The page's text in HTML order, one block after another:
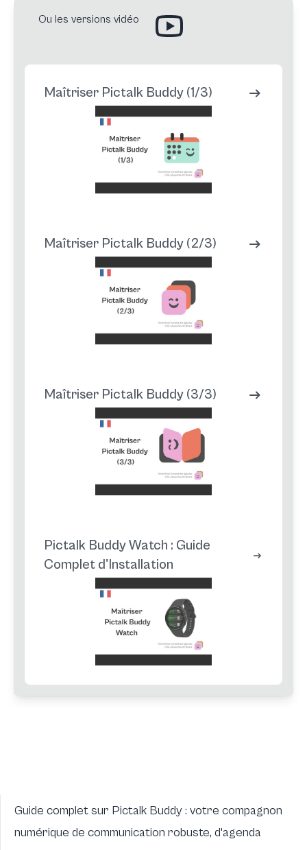
Ou les versions vidéo
Maîtriser Pictalk Buddy (1/3)
Maîtriser Pictalk Buddy (2/3)
Maîtriser Pictalk Buddy (3/3)
Pictalk Buddy Watch : Guide
Complet d'Installation
Guide complet sur Pictalk Buddy : votre compagnon
numérique de communication robuste, d'agenda